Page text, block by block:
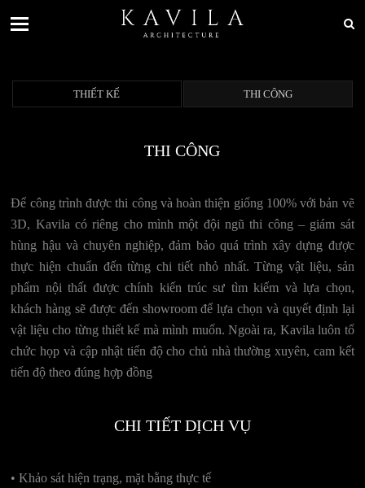
THIẾT KẾ THI CÔNG
THI CÔNG
Để công trình được thi công và hoàn thiện giống 100% với bản vẽ
3D, Kavila có riêng cho mình một đội ngũ thi công – giám sát
hùng hậu và chuyên nghiệp, đảm bảo quá trình xây dựng được
thực hiện chuẩn đến từng chi tiết nhỏ nhất. Từng vật liệu, sản
phẩm nội thất được chính kiến trúc sư tìm kiếm và lựa chọn,
khách hàng sẽ được đến showroom để lựa chọn và quyết định lại
vật liệu cho từng thiết kế mà mình muốn. Ngoài ra, Kavila luôn tổ
chức họp và cập nhật tiến độ cho chủ nhà thường xuyên, cam kết
tiến độ theo đúng hợp đồng
CHI TIẾT DỊCH VỤ
•Khảo sát hiện trạng, mặt bằng thực tế